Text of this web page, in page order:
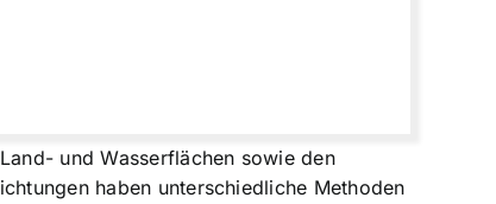
und Wasserflächen sowie den
haben unterschiedliche Methoden